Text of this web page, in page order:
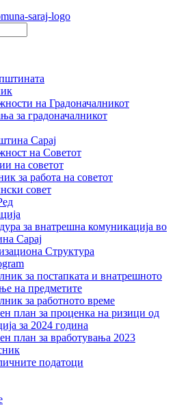
на Градоначалникот
за градоначалникот
Сарај
на Советот
на советот
за работа на советот
совет
за внатрешна комуникација во
Сарај
Структура
за постапката и внатрешното
на предметите
за работното време
план за проценка на ризици од
за 2024 година
план за вработувања 2023
податоци